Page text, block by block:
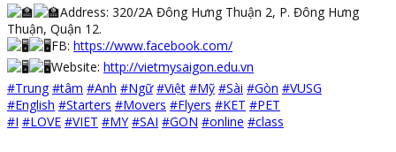
Address: 320/2A Đông Hưng Thuận 2, P. Đông Hưng
Thuận, Quận 12.
FB: https://www.facebook.com/
Website: http://vietmysaigon.edu.vn
#Trung #tâm #Anh #Ngữ #Việt #Mỹ #Sài #Gòn #VUSG
#English #Starters #Movers #Flyers #KET #PET
#I #LOVE #VIET #MY #SAI #GON #online #class